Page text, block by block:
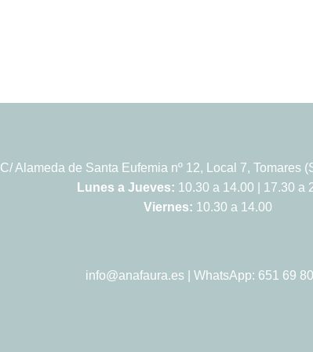
C/ Alameda de Santa Eufemia nº 12, Local 7, Tomares
Lunes a Jueves: 10.30 a 14.00 | 17.30 a
Viernes: 10.30 a 14.00
info@anafaura.es| WhatsApp: 651 69 80